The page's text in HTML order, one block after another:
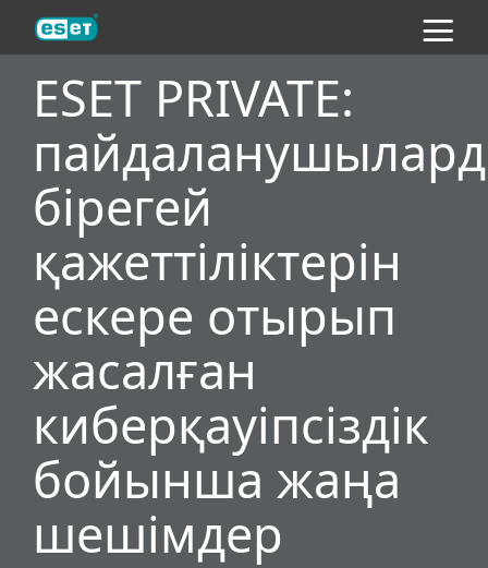
ESET PRIVATE:
бірегей
қажеттіліктерін
ескере отырып
жасалған
киберқауіпсіздік
бойынша жаңа
шешімдер
ESET